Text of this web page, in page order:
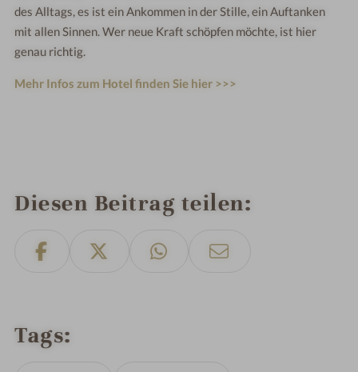
des Alltags, es ist ein Ankommen in der Stille, ein Auftanken
mit allen Sinnen. Wer neue Kraft schöpfen möchte, ist hier
genau richtig.
Mehr Infos zum Hotel finden Sie hier >>>
Diesen Beitrag teilen
Tags